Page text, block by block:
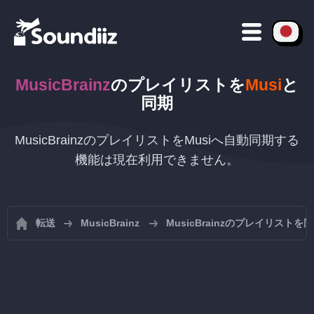
MusicBrainzのプレイリストをMusiと
同期
MusicBrainzのプレイリストをMusiへ自動同期する
機能は現在利用できません。
転送 MusicBrainz MusicBrainzのプレイリストを